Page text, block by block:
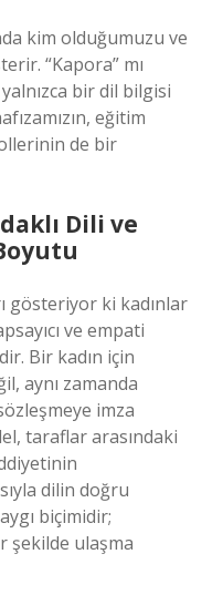
kim olduğumuzu ve
“Kapora” mı
bir dil bilgisi
eğitim
de bir
Dili ve
gösteriyor ki kadınlar
ve empati
Bir kadın için
aynı zamanda
imza
taraflar arasındaki
dilin doğru
biçimidir;
şekilde ulaşma